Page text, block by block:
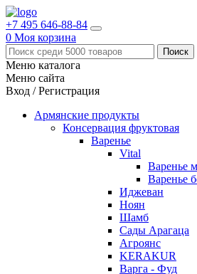
+7 495 646-88-84
0 Моя корзина
Меню каталога
Меню сайта
Вход / Регистрация
Армянские продукты
Консервация фруктовая
Варенье
Vital
Варенье
Варенье
Иджеван
Ноян
Шамб
Сады Арагаца
Агроянс
KERAKUR
Варга - Фуд